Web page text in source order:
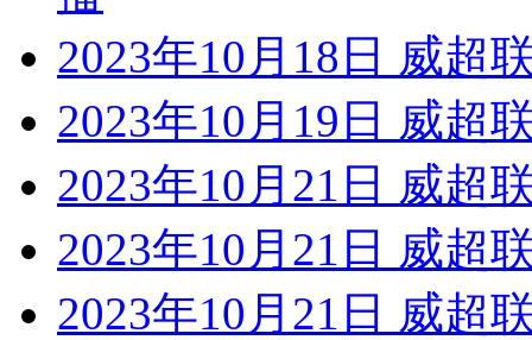
2023年10月18日 威超
2023年10月19日 威超
2023年10月21日 威超
2023年10月21日 威超
2023年10月21日 威超